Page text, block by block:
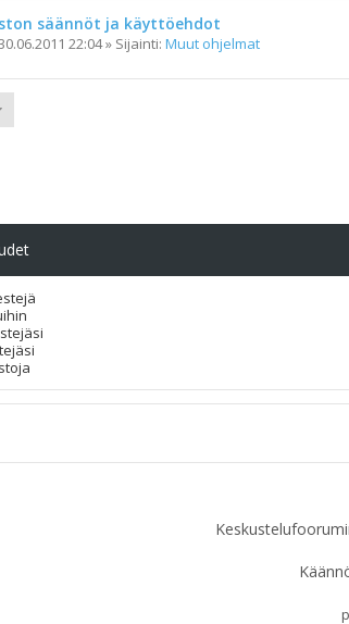
säännöt ja käyttöehdot
22:04» Sijainti: Muut ohjelmat